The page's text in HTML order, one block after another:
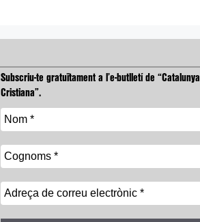
Subscriu-te gratuïtament a l’e-butlletí de “Catalunya
Cristiana”.